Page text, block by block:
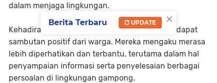
dalam menjaga lingkungan.
Kehadiran Babinsa di tengah masyarakat mendapat
sambutan positif dari warga. Mereka mengaku merasa
lebih diperhatikan dan terbantu, terutama dalam hal
penyampaian informasi serta penyelesaian berbagai
persoalan di lingkungan gampong.
×
Berita Terbaru UPDATE